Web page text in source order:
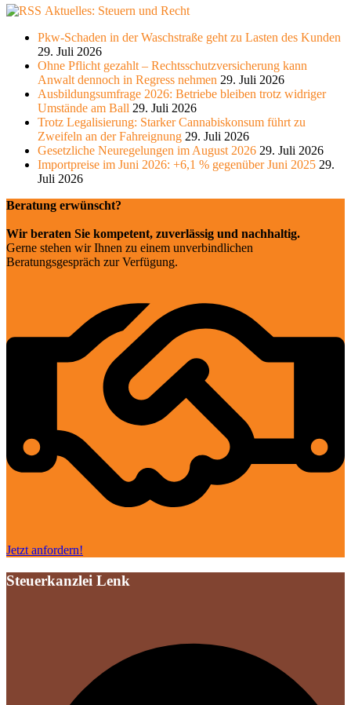
Aktuelles: Steuern und Recht
Pkw-Schaden in der Waschstraße geht zu Lasten des Kunden
29. Juli 2026
Ohne Pflicht gezahlt – Rechtsschutzversicherung kann
Anwalt dennoch in Regress nehmen 29. Juli 2026
Ausbildungsumfrage 2026: Betriebe bleiben trotz widriger
Umstände am Ball 29. Juli 2026
Trotz Legalisierung: Starker Cannabiskonsum führt zu
Zweifeln an der Fahreignung 29. Juli 2026
Gesetzliche Neuregelungen im August 2026 29. Juli 2026
Importpreise im Juni 2026: +6,1 % gegenüber Juni 2025 29.
Juli 2026
Beratung erwünscht?
Wir beraten Sie kompetent, zuverlässig und nachhaltig.
Gerne stehen wir Ihnen zu einem unverbindlichen
Beratungsgespräch zur Verfügung.
Jetzt anfordern!
Steuerkanzlei Lenk